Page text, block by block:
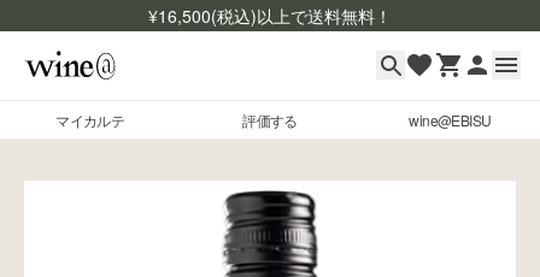
¥16,500(税込)以上で送料無料！
マイカルテ 評価する wine@EBISU
マイカルテ